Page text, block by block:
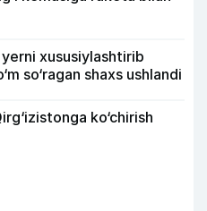
xususiylashtirib
so‘ragan shaxs ushlandi
ko‘chirish